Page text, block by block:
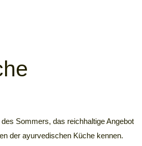
Sommers, das reichhaltige Angebot
der ayurvedischen Küche kennen.